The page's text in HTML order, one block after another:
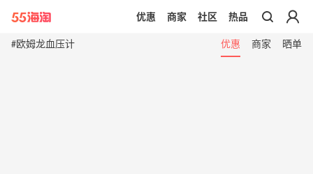
带你去官网买正品
优惠 商家 社区 热品
#欧姆龙血压计 优惠 商家 晒单